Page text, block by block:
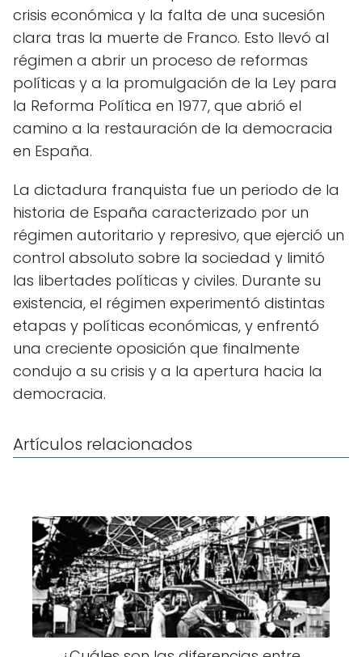
crisis económica y la falta de una sucesión
clara tras la muerte de Franco. Esto llevó al
régimen a abrir un proceso de reformas
políticas y a la promulgación de la Ley para
la Reforma Política en 1977, que abrió el
camino a la restauración de la democracia
en España.
La dictadura franquista fue un periodo de la
historia de España caracterizado por un
régimen autoritario y represivo, que ejerció un
control absoluto sobre la sociedad y limitó
las libertades políticas y civiles. Durante su
existencia, el régimen experimentó distintas
etapas y políticas económicas, y enfrentó
una creciente oposición que finalmente
condujo a su crisis y a la apertura hacia la
democracia.
Artículos relacionados